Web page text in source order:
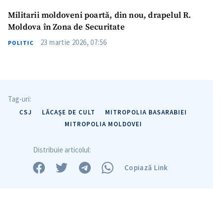
Militarii moldoveni poartă, din nou, drapelul R.
Moldova în Zona de Securitate
POLITIC 23 martie 2026, 07:56
Tag-uri:
CSJ LĂCAȘE DE CULT
MITROPOLIA BASARABIEI
MITROPOLIA MOLDOVEI
Distribuie articolul:
Copiază Link
Fotografie
+ Încarcă imagine
Link media+ Link media
CONTACT SURSĂ
Sursă anonimă
Nume+ Numele meu